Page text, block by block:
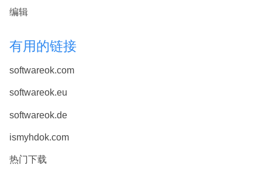
编辑
有用的链接
softwareok.com
softwareok.eu
softwareok.de
ismyhdok.com
热门下载